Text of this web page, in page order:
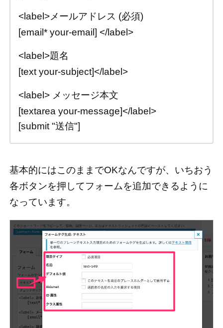
<label>メールアドレス (必須)
[email* your-email] </label>
<label>題名
[text your-subject]</label>
<label> メッセージ本文
[textarea your-message]</label>
[submit "送信"]
基本的にはこのままでOKなんですが、いちおう
各ボタンを押してフォームを追加できるように
なっています。